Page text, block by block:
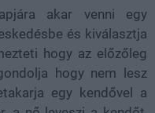
akar venni egy
és kiválasztja
hogy az előzőleg
hogy nem lesz
egy kendővel a